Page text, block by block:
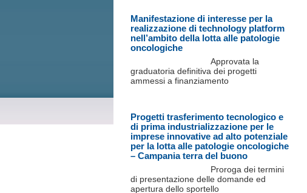
Manifestazione di interesse per la
realizzazione di technology platform
nell’ambito della lotta alle patologie
oncologiche
Approvata la
graduatoria definitiva dei progetti
ammessi a finanziamento
Progetti trasferimento tecnologico e
di prima industrializzazione per le
imprese innovative ad alto potenziale
per la lotta alle patologie oncologiche
– Campania terra del buono
Proroga dei termini
di presentazione delle domande ed
apertura dello sportello